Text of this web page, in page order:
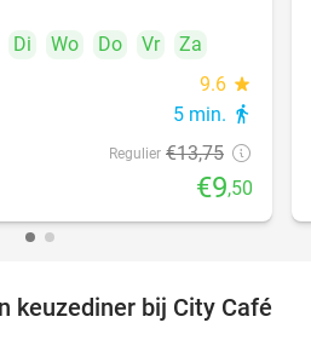
Di Wo Do Vr
Za
9.6 star
5 min. directions_walk
Regulier €13,75
€9,50
21%
keuzediner bij City Café